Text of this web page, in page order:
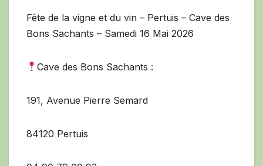
Fête de la vigne et du vin – Pertuis – Cave des
Bons Sachants – Samedi 16 Mai 2026
Cave des Bons Sachants :
191, Avenue Pierre Semard
84120 Pertuis